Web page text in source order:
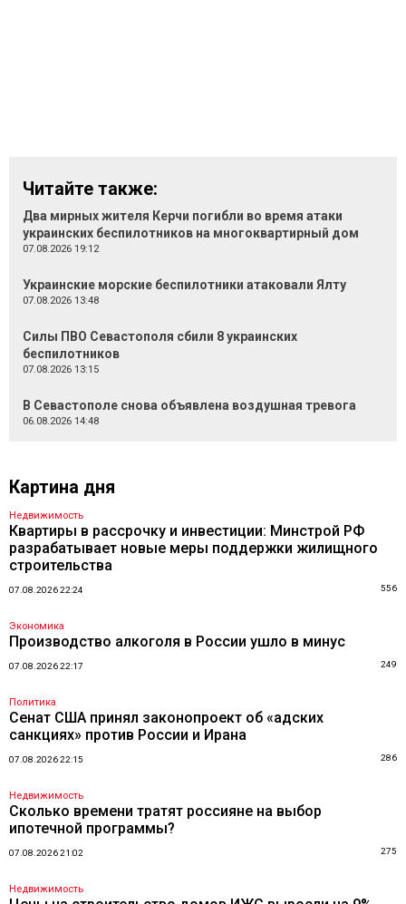
Читайте также:
Два мирных жителя Керчи погибли во время атаки
украинских беспилотников на многоквартирный дом
07.08.2026 19:12
Украинские морские беспилотники атаковали Ялту
07.08.2026 13:48
Силы ПВО Севастополя сбили 8 украинских
беспилотников
07.08.2026 13:15
В Севастополе снова объявлена воздушная тревога
06.08.2026 14:48
Картина дня
Недвижимость
Квартиры в рассрочку и инвестиции: Минстрой РФ
разрабатывает новые меры поддержки жилищного
строительства
07.08.2026 22:24 556
Экономика
Производство алкоголя в России ушло в минус
07.08.2026 22:17 249
Политика
Сенат США принял законопроект об «адских
санкциях» против России и Ирана
07.08.2026 22:15 286
Недвижимость
Сколько времени тратят россияне на выбор
ипотечной программы?
07.08.2026 21:02 275
Недвижимость